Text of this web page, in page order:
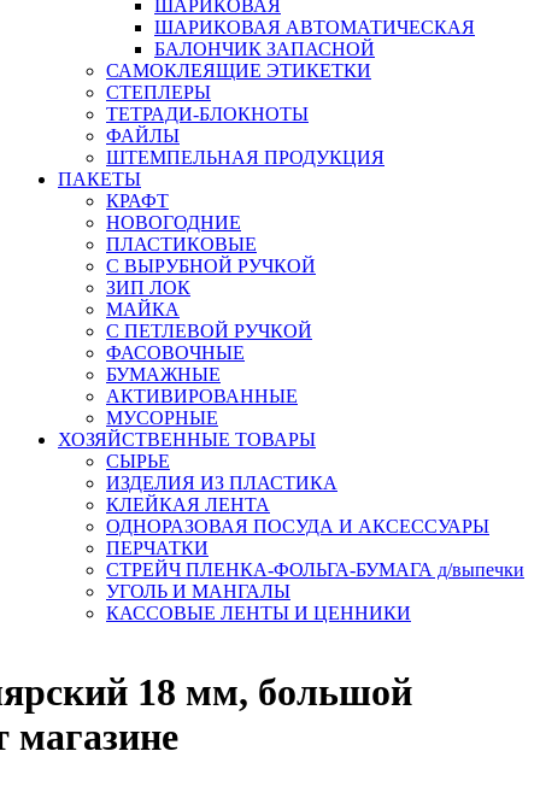
ШАРИКОВАЯ
ШАРИКОВАЯ АВТОМАТИЧЕСКАЯ
БАЛОНЧИК ЗАПАСНОЙ
САМОКЛЕЯЩИЕ ЭТИКЕТКИ
СТЕПЛЕРЫ
ТЕТРАДИ-БЛОКНОТЫ
ФАЙЛЫ
ШТЕМПЕЛЬНАЯ ПРОДУКЦИЯ
ПАКЕТЫ
КРАФТ
НОВОГОДНИЕ
ПЛАСТИКОВЫЕ
С ВЫРУБНОЙ РУЧКОЙ
ЗИП ЛОК
МАЙКА
С ПЕТЛЕВОЙ РУЧКОЙ
ФАСОВОЧНЫЕ
БУМАЖНЫЕ
АКТИВИРОВАННЫЕ
МУСОРНЫЕ
ХОЗЯЙСТВЕННЫЕ ТОВАРЫ
СЫРЬЕ
ИЗДЕЛИЯ ИЗ ПЛАСТИКА
КЛЕЙКАЯ ЛЕНТА
ОДНОРАЗОВАЯ ПОСУДА И АКСЕССУАРЫ
ПЕРЧАТКИ
СТРЕЙЧ ПЛЕНКА-ФОЛЬГА-БУМАГА д/выпечки
УГОЛЬ И МАНГАЛЫ
КАССОВЫЕ ЛЕНТЫ И ЦЕННИКИ
18 мм, большой
магазине